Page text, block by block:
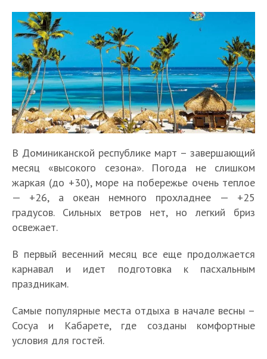
В Доминиканской республике март – завершающий
месяц «высокого сезона». Погода не слишком
жаркая (до +30), море на побережье очень теплое
— +26, а океан немного прохладнее — +25
градусов. Сильных ветров нет, но легкий бриз
освежает.
В первый весенний месяц все еще продолжается
карнавал и идет подготовка к пасхальным
праздникам.
Самые популярные места отдыха в начале весны –
Сосуа и Кабарете, где созданы комфортные
условия для гостей.